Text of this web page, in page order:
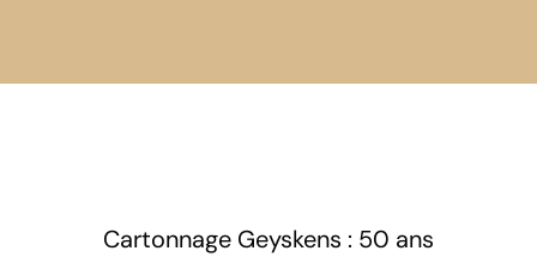
Cartonnage Geyskens : 50 ans